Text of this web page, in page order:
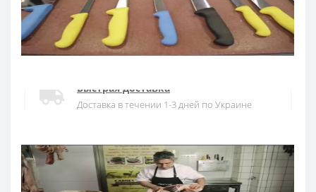
Официальный дистрибьютор
Официальный дистрибьютор ARCOS в
Украине
Быстрая доставка
Доставка в течении 1-3 дней по Украине
Гарантия качества
10 лет гарантия на ножи